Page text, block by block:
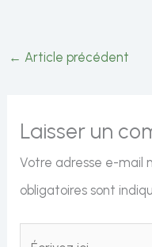
← Article précédent
Laisser un
Votre adresse e-mail
obligatoires sont
Écrivez